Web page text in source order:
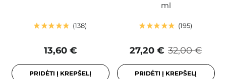
138
13,60 €
PRIDĖTI Į KREPŠELĮ
ml
195
32,00 €
27,20 €
PRIDĖTI Į KREPŠELĮ